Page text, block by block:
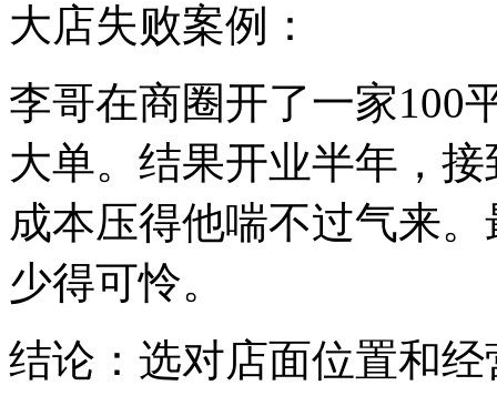
大店失败案例：
李哥在商圈开了一家100
大单。结果开业半年，
成本压得他喘不过气来
少得可怜。
结论：选对店面位置和